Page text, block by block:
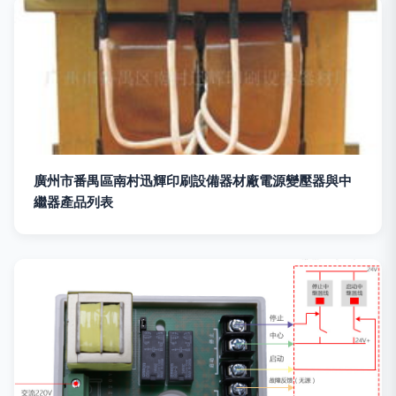
廣州市番禺區南村迅輝印刷設備器材廠電源變壓器與中
繼器產品列表